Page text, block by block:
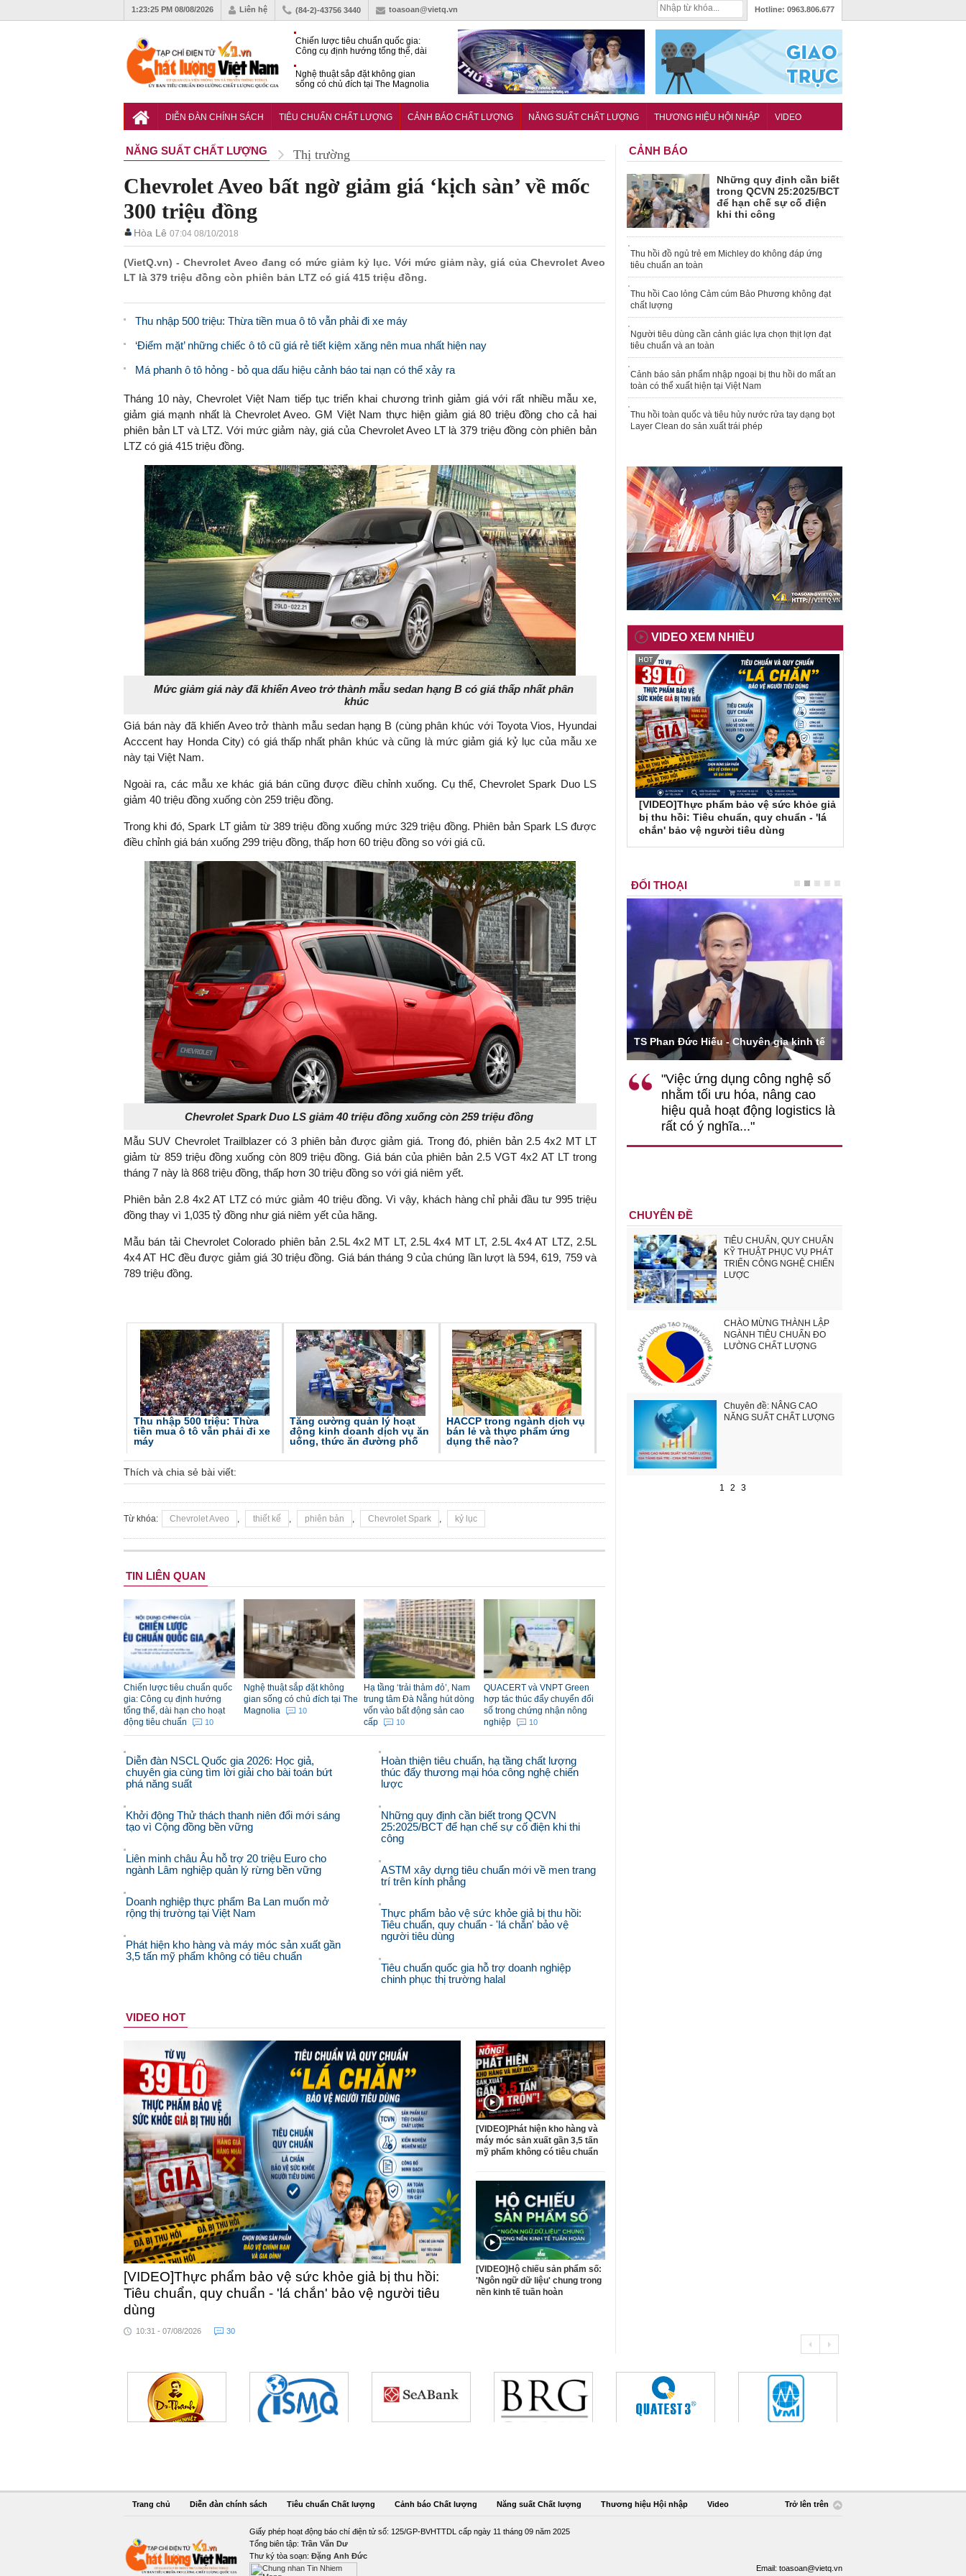
1:23:26 PM 08/08/2026 Liên hệ (84-2)-43756 3440 toasoan@vietq.vn Hotline: 0963.806.677
Chiến lược tiêu chuẩn quốc gia:
Công cụ định hướng tổng thể, dài
Nghệ thuật sắp đặt không gian
sống có chủ đích tại The Magnolia
gia đối với xe cũ nhập khẩu?
DIỄN ĐÀN CHÍNH SÁCH TIÊU CHUẨN CHẤT LƯỢNG CẢNH BÁO CHẤT LƯỢNG NĂNG SUẤT CHẤT LƯỢNG THƯƠNG HIỆU HỘI NHẬP VIDEO
NĂNG SUẤT CHẤT LƯỢNG Thị trường
Chevrolet Aveo bất ngờ giảm giá ‘kịch sàn’ về mốc
300 triệu đồng
Hòa Lê 07:04 08/10/2018
(VietQ.vn) - Chevrolet Aveo đang có mức giảm kỷ lục. Với mức giảm này, giá của Chevrolet Aveo
LT là 379 triệu đồng còn phiên bản LTZ có giá 415 triệu đồng.
Thu nhập 500 triệu: Thừa tiền mua ô tô vẫn phải đi xe máy
‘Điểm mặt’ những chiếc ô tô cũ giá rẻ tiết kiệm xăng nên mua nhất hiện nay
Má phanh ô tô hỏng - bỏ qua dấu hiệu cảnh báo tai nạn có thể xảy ra
Tháng 10 này, Chevrolet Việt Nam tiếp tục triển khai chương trình giảm giá với rất nhiều mẫu xe,
giảm giá mạnh nhất là Chevrolet Aveo. GM Việt Nam thực hiện giảm giá 80 triệu đồng cho cả hai
phiên bản LT và LTZ. Với mức giảm này, giá của Chevrolet Aveo LT là 379 triệu đồng còn phiên bản
LTZ có giá 415 triệu đồng.
Mức giảm giá này đã khiến Aveo trở thành mẫu sedan hạng B có giá thấp nhất phân
khúc
Giá bán này đã khiến Aveo trở thành mẫu sedan hạng B (cùng phân khúc với Toyota Vios, Hyundai
Acccent hay Honda City) có giá thấp nhất phân khúc và cũng là mức giảm giá kỷ lục của mẫu xe
này tại Việt Nam.
Ngoài ra, các mẫu xe khác giá bán cũng được điều chỉnh xuống. Cụ thể, Chevrolet Spark Duo LS
giảm 40 triệu đồng xuống còn 259 triệu đồng.
Trong khi đó, Spark LT giảm từ 389 triệu đồng xuống mức 329 triệu đồng. Phiên bản Spark LS được
điều chỉnh giá bán xuống 299 triệu đồng, thấp hơn 60 triệu đồng so với giá cũ.
Chevrolet Spark Duo LS giảm 40 triệu đồng xuống còn 259 triệu đồng
Mẫu SUV Chevrolet Trailblazer có 3 phiên bản được giảm giá. Trong đó, phiên bản 2.5 4x2 MT LT
giảm từ 859 triệu đồng xuống còn 809 triệu đồng. Giá bán của phiên bản 2.5 VGT 4x2 AT LT trong
tháng 7 này là 868 triệu đồng, thấp hơn 30 triệu đồng so với giá niêm yết.
Phiên bản 2.8 4x2 AT LTZ có mức giảm 40 triệu đồng. Vì vậy, khách hàng chỉ phải đầu tư 995 triệu
đồng thay vì 1,035 tỷ đồng như giá niêm yết của hãng.
Mẫu bán tải Chevrolet Colorado phiên bản 2.5L 4x2 MT LT, 2.5L 4x4 MT LT, 2.5L 4x4 AT LTZ, 2.5L
4x4 AT HC đều được giảm giá 30 triệu đồng. Giá bán tháng 9 của chúng lần lượt là 594, 619, 759 và
789 triệu đồng.
Thu nhập 500 triệu: Thừa
tiền mua ô tô vẫn phải đi xe
máy
Tăng cường quản lý hoạt
động kinh doanh dịch vụ ăn
uống, thức ăn đường phố
HACCP trong ngành dịch vụ
bán lẻ và thực phẩm ứng
dụng thế nào?
Thích và chia sẻ bài viết:
Từ khóa: Chevrolet Aveo , thiết kế , phiên bản , Chevrolet Spark , kỷ lục
TIN LIÊN QUAN
Chiến lược tiêu chuẩn quốc
gia: Công cụ định hướng
tổng thể, dài hạn cho hoạt
động tiêu chuẩn
10
Nghệ thuật sắp đặt không
gian sống có chủ đích tại The
Magnolia
10
Hạ tầng ‘trải thảm đỏ’, Nam
trung tâm Đà Nẵng hút dòng
vốn vào bất động sản cao
cấp
10
QUACERT và VNPT Green
hợp tác thúc đẩy chuyển đổi
số trong chứng nhận nông
nghiệp
10
Diễn đàn NSCL Quốc gia 2026: Học giả,
chuyên gia cùng tìm lời giải cho bài toán bứt
phá năng suất
Khởi động Thử thách thanh niên đổi mới sáng
tạo vì Cộng đồng bền vững
Liên minh châu Âu hỗ trợ 20 triệu Euro cho
ngành Lâm nghiệp quản lý rừng bền vững
Doanh nghiệp thực phẩm Ba Lan muốn mở
rộng thị trường tại Việt Nam
Phát hiện kho hàng và máy móc sản xuất gần
3,5 tấn mỹ phẩm không có tiêu chuẩn
Hoàn thiện tiêu chuẩn, hạ tầng chất lượng
thúc đẩy thương mại hóa công nghệ chiến
lược
Những quy định cần biết trong QCVN
25:2025/BCT để hạn chế sự cố điện khi thi
công
ASTM xây dựng tiêu chuẩn mới về men trang
trí trên kính phẳng
Thực phẩm bảo vệ sức khỏe giả bị thu hồi:
Tiêu chuẩn, quy chuẩn - 'lá chắn' bảo vệ
người tiêu dùng
Tiêu chuẩn quốc gia hỗ trợ doanh nghiệp
chinh phục thị trường halal
VIDEO HOT
[VIDEO]Thực phẩm bảo vệ sức khỏe giả bị thu hồi:
Tiêu chuẩn, quy chuẩn - 'lá chắn' bảo vệ người tiêu
dùng
10:31 - 07/08/2026 30
[VIDEO]Phát hiện kho hàng và
máy móc sản xuất gần 3,5 tấn
mỹ phẩm không có tiêu chuẩn
[VIDEO]Hộ chiếu sản phẩm số:
'Ngôn ngữ dữ liệu' chung trong
nền kinh tế tuần hoàn
CẢNH BÁO
Những quy định cần biết
trong QCVN 25:2025/BCT
để hạn chế sự cố điện
khi thi công
Thu hồi đồ ngủ trẻ em Michley do không đáp ứng
tiêu chuẩn an toàn
Thu hồi Cao lỏng Cảm cúm Bảo Phương không đạt
chất lượng
Người tiêu dùng cần cảnh giác lựa chọn thịt lợn đạt
tiêu chuẩn và an toàn
Cảnh báo sản phẩm nhập ngoại bị thu hồi do mất an
toàn có thể xuất hiện tại Việt Nam
Thu hồi toàn quốc và tiêu hủy nước rửa tay dạng bọt
Layer Clean do sản xuất trái phép
VIDEO XEM NHIỀU
[VIDEO]Thực phẩm bảo vệ sức khỏe giả
bị thu hồi: Tiêu chuẩn, quy chuẩn - 'lá
chắn' bảo vệ người tiêu dùng
ĐỐI THOẠI
TS. Nguyễn Đức Độ - Phó Viện trưởng
Viện Kinh tế Tài chính
"Có rất nhiều việc phải làm
ngay từ bây giờ và trên thực tế
đang được tiến hành như tăng
đầu tư cho khoa học công
nghệ; ban hành các cơ chế
khuyến khích đổi mới sáng tạo,
khởi nghiệp..."
Việc sử dụng hiệu quả chính
sách tài khóa không chỉ mang ý
nghĩa hỗ trợ ngắn hạn mà còn
đóng vai trò tạo nền tảng cho
tăng trưởng bền vững dài hạn.
TS Phan Đức Hiếu - Chuyên gia kinh tế
"Việc ứng dụng công nghệ số
nhằm tối ưu hóa, nâng cao
hiệu quả hoạt động logistics là
rất có ý nghĩa..."
CHUYÊN ĐỀ
TIÊU CHUẨN, QUY CHUẨN
KỸ THUẬT PHỤC VỤ PHÁT
TRIỂN CÔNG NGHỆ CHIẾN
LƯỢC
CHÀO MỪNG THÀNH LẬP
NGÀNH TIÊU CHUẨN ĐO
LƯỜNG CHẤT LƯỢNG
Chuyên đề: NÂNG CAO
NĂNG SUẤT CHẤT LƯỢNG
1 2 3
Trang chủ Diễn đàn chính sách Tiêu chuẩn Chất lượng Cảnh báo Chất lượng Năng suất Chất lượng Thương hiệu Hội nhập Video Trở lên trên
Giấy phép hoạt động báo chí điện tử số: 125/GP-BVHTTDL cấp ngày 11 tháng 09 năm 2025
Tổng biên tập: Trần Văn Dư
Thư ký tòa soạn: Đặng Anh Đức
Email: toasoan@vietq.vn